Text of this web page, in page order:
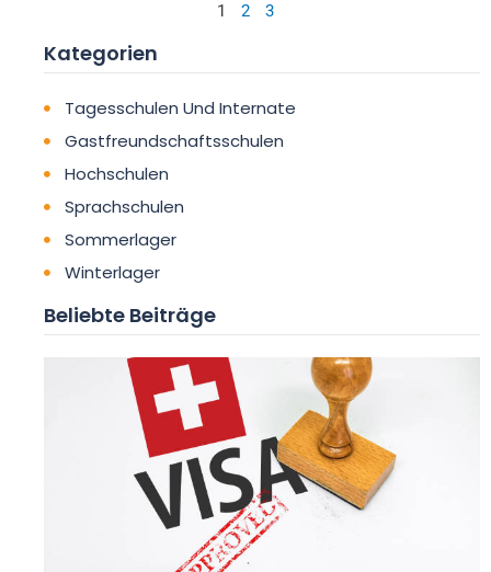
1 2 3
Kategorien
Tagesschulen Und Internate
Gastfreundschaftsschulen
Hochschulen
Sprachschulen
Sommerlager
Winterlager
Beliebte Beiträge